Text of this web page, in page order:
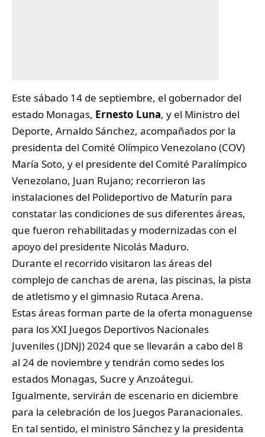
Este sábado 14 de septiembre, el gobernador del
estado Monagas, Ernesto Luna, y el Ministro del
Deporte, Arnaldo Sánchez, acompañados por la
presidenta del Comité Olímpico Venezolano (COV)
María Soto, y el presidente del Comité Paralímpico
Venezolano, Juan Rujano; recorrieron las
instalaciones del Polideportivo de Maturín para
constatar las condiciones de sus diferentes áreas,
que fueron rehabilitadas y modernizadas con el
apoyo del presidente Nicolás Maduro.
Durante el recorrido visitaron las áreas del
complejo de canchas de arena, las piscinas, la pista
de atletismo y el gimnasio Rutaca Arena.
Estas áreas forman parte de la oferta monaguense
para los XXI Juegos Deportivos Nacionales
Juveniles (JDNJ) 2024 que se llevarán a cabo del 8
al 24 de noviembre y tendrán como sedes los
estados Monagas, Sucre y Anzoátegui.
Igualmente, servirán de escenario en diciembre
para la celebración de los Juegos Paranacionales.
En tal sentido, el ministro Sánchez y la presidenta